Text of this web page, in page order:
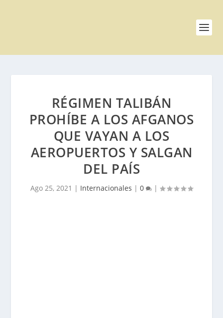
RÉGIMEN TALIBÁN
PROHÍBE A LOS AFGANOS
QUE VAYAN A LOS
AEROPUERTOS Y SALGAN
DEL PAÍS
Ago 25, 2021 | Internacionales | 0 |